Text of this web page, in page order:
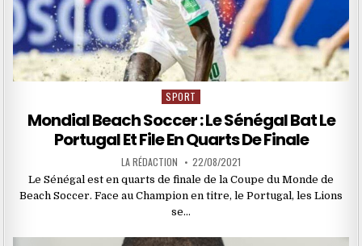
Posted
SPORT
Mondial Beach Soccer : Le Sénégal Bat Le
Portugal Et File En Quarts De Finale
LA RÉDACTION 22/08/2021
Le Sénégal est en quarts de finale de la Coupe du Monde de
Beach Soccer. Face au Champion en titre, le Portugal, les Lions
se…